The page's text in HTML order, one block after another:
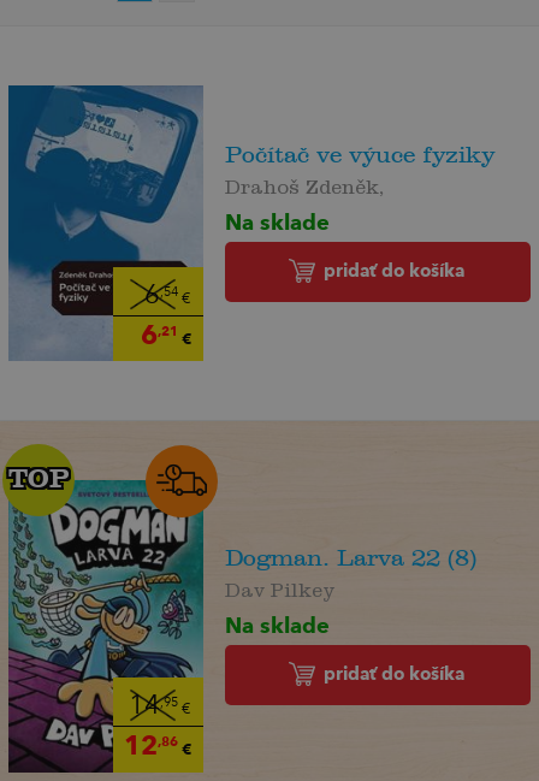
6,54€
6,21 €
Počítač ve výuce fyziky
Drahoš Zdeněk,
Na sklade
pridať do košíka
14,95€
12,86€
TOP
TOP
Dogman. Larva 22 (8)
Dav Pilkey
Na sklade
pridať do košíka